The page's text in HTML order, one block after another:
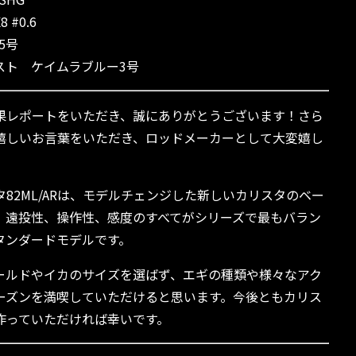
#0.6
号
ト ケイムラブルー3号
ポートをいただき、誠にありがとうございます！さら
いお言葉をいただき、ロッドメーカーとして大変嬉し
ARは、モデルチェンジした新しいカリスタのベー
投性、操作性、感度のすべてがシリーズで最もバラン
ダードモデルです。
ドやイカのサイズを選ばず、エギの種類や様々なアク
ンを満喫していただけると思います。今後ともカリス
ていただければ幸いです。